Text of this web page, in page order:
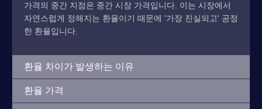
가격의 중간 지점은 중간 시장 가격입니다. 이는 시장에서
자연스럽게 정해지는 환율이기 때문에 '가장 진실되고' 공정
한 환율입니다.
환율 차이가 발생하는 이유
환율 가격